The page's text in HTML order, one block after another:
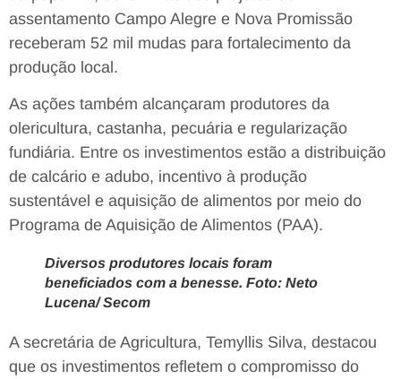
assentamento Campo Alegre e Nova Promissão
receberam 52 mil mudas para fortalecimento da
produção local.
As ações também alcançaram produtores da
olericultura, castanha, pecuária e regularização
fundiária. Entre os investimentos estão a distribuição
de calcário e adubo, incentivo à produção
sustentável e aquisição de alimentos por meio do
Programa de Aquisição de Alimentos (PAA).
Diversos produtores locais foram
beneficiados com a benesse. Foto: Neto
Lucena/ Secom
A secretária de Agricultura, Temyllis Silva, destacou
que os investimentos refletem o compromisso do